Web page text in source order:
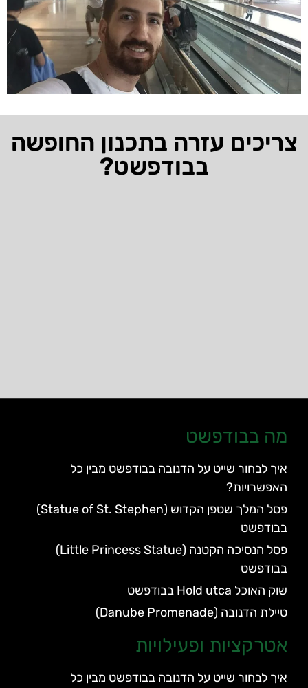
צריכים עזרה בתכנון החופשה
בבודפשט?
מה בבודפשט
איך לבחור שייט על הדנובה בבודפשט מבין כל
האפשרויות?
פסל המלך שטפן הקדוש (Statue of St. Stephen)
בבודפשט
פסל הנסיכה הקטנה (Little Princess Statue)
בבודפשט
שוק האוכל Hold utca בבודפשט
טיילת הדנובה (Danube Promenade)
אטרקציות ופעילויות
איך לבחור שייט על הדנובה בבודפשט מבין כל